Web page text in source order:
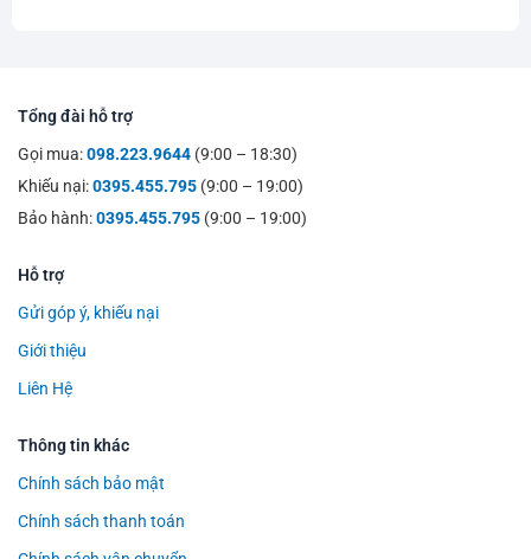
Tổng đài hỗ trợ
Gọi mua:098.223.9644 (9:00 – 18:30)
Khiếu nại:0395.455.795 (9:00 – 19:00)
Bảo hành:0395.455.795 (9:00 – 19:00)
Hỗ trợ
Gửi góp ý, khiếu nại
Giới thiệu
Liên Hệ
Thông tin khác
Chính sách bảo mật
Chính sách thanh toán